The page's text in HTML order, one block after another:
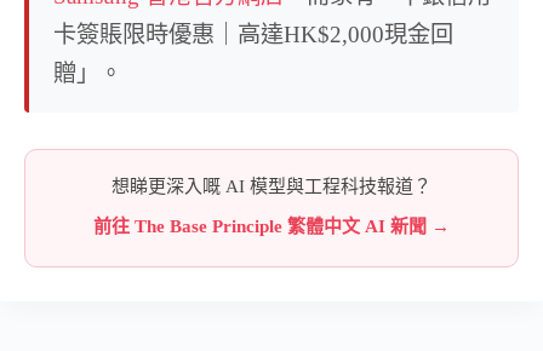
卡簽賬限時優惠｜高達HK$2,000現金回
贈」。
想睇更深入嘅 AI 模型與工程科技報道？
前往 The Base Principle 繁體中文 AI 新聞 →